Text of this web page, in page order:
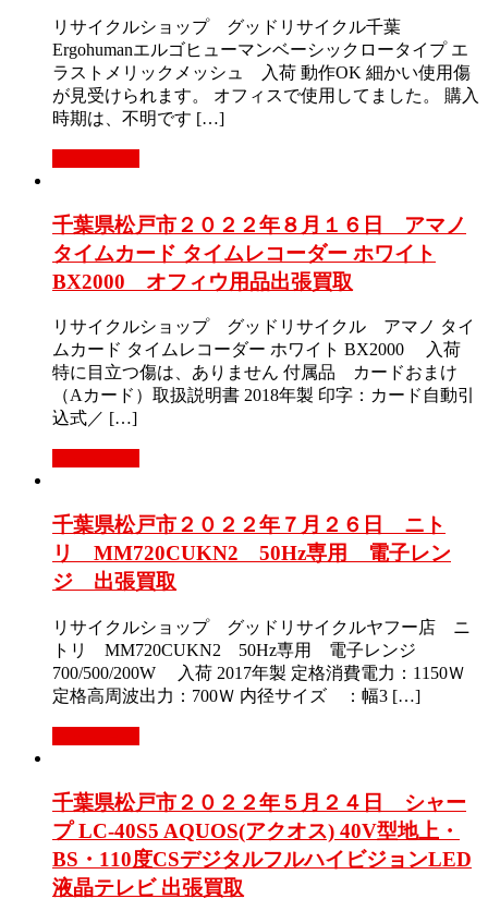
リサイクルショップ グッドリサイクル千葉
Ergohumanエルゴヒューマンベーシックロータイプ エ
ラストメリックメッシュ 入荷 動作OK 細かい使用傷
が見受けられます。 オフィスで使用してました。 購入
時期は、不明です […]
千葉県松戸市２０２２年８月１６日 アマノ
タイムカード タイムレコーダー ホワイト
BX2000 オフィウ用品出張買取
リサイクルショップ グッドリサイクル アマノ タイ
ムカード タイムレコーダー ホワイト BX2000 入荷
特に目立つ傷は、ありません 付属品 カードおまけ
（Aカード）取扱説明書 2018年製 印字：カード自動引
込式／ […]
千葉県松戸市２０２２年７月２６日 ニト
リ MM720CUKN2 50Hz専用 電子レン
ジ 出張買取
リサイクルショップ グッドリサイクルヤフー店 ニ
トリ MM720CUKN2 50Hz専用 電子レンジ
700/500/200W 入荷 2017年製 定格消費電力：1150Ｗ
定格高周波出力：700Ｗ 内径サイズ ：幅3 […]
千葉県松戸市２０２２年５月２４日 シャー
プ LC-40S5 AQUOS(アクオス) 40V型地上・
BS・110度CSデジタルフルハイビジョンLED
液晶テレビ 出張買取